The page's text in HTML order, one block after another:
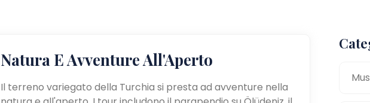
Natura E Avventure All'Aperto
Il terreno variegato della Turchia si presta ad avventure nella